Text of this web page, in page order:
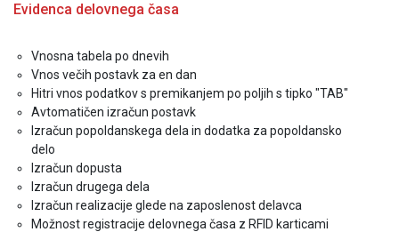
Evidenca delovnega časa
Vnosna tabela po dnevih
Vnos večih postavk za en dan
Hitri vnos podatkov s premikanjem po poljih s tipko "TAB"
Avtomatičen izračun postavk
Izračun popoldanskega dela in dodatka za popoldansko
delo
Izračun dopusta
Izračun drugega dela
Izračun realizacije glede na zaposlenost delavca
Možnost registracije delovnega časa z RFID karticami